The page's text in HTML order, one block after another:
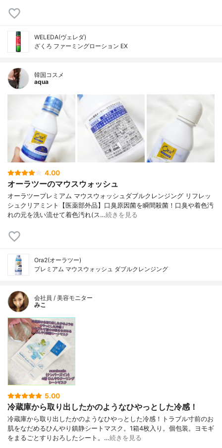
WELEDA(ヴェレダ)
ざくろ ファーミングローション EX
韓国コスメ
aqua
4.00
オーラツーのマウスウォッシュ
オーラツープレミアム マウスウォッシュダブルクレンジング リフレッ
シュクリアミント【医薬部外品】口臭原因菌を瞬間殺菌！口臭や着色汚
れの元を洗い流せて着色汚れ(ス…続きを見る
Ora2(オーラツー)
プレミアム マウスウォッシュ ダブルクレンジング
会社員 / 美容モニター
みこ
5.00
冷蔵庫から取り出したかのようなひやっとした冷感！
冷蔵庫から取り出したかのようなひやっとした冷感！トラブル寸前のお
肌をなだめるひんやり鎮静シートマスク。1箱4枚入り。個包装。ヨモギ
をまるごとすりおろしたシート。…続きを見る